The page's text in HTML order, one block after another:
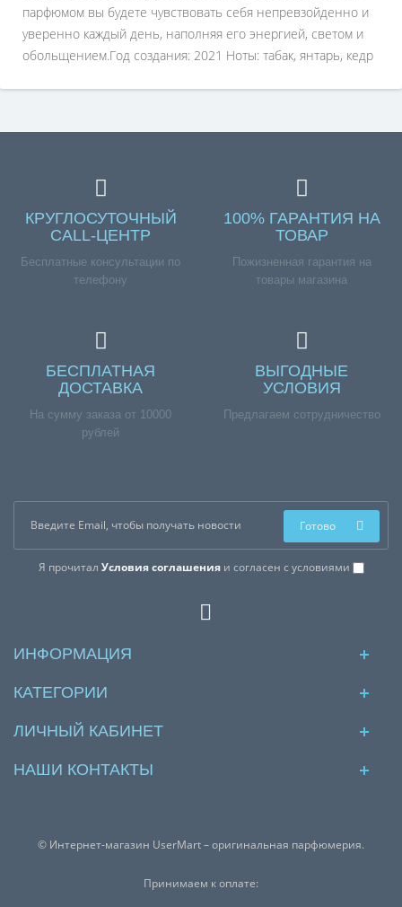
парфюмом вы будете чувствовать себя непревзойденно и
уверенно каждый день, наполняя его энергией, светом и
обольщением.Год создания: 2021 Ноты: табак, янтарь, кедр
КРУГЛОСУТОЧНЫЙ
CALL-ЦЕНТР
Бесплатные консультации по
телефону
100% ГАРАНТИЯ НА
ТОВАР
Пожизненная гарантия на
товары магазина
БЕСПЛАТНАЯ
ДОСТАВКА
На сумму заказа от 10000
рублей
ВЫГОДНЫЕ
УСЛОВИЯ
Предлагаем сотрудничество
Я прочитал Условия соглашенияи согласен с условиями
Готово
ИНФОРМАЦИЯ
КАТЕГОРИИ
ЛИЧНЫЙ КАБИНЕТ
НАШИ КОНТАКТЫ
© Интернет-магазин UserMart – оригинальная парфюмерия.
Принимаем к оплате: